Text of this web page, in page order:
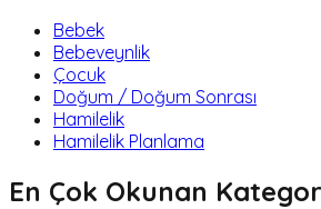
Bebek
Bebeveynlik
Çocuk
Doğum / Doğum Sonrası
Hamilelik
Hamilelik Planlama
En Çok Okunan